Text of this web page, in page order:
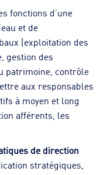
fonctions d’une
et de
(exploitation des
gestion des
patrimoine, contrôle
aux responsables
à moyen et long
afférents, les
de direction
stratégiques,